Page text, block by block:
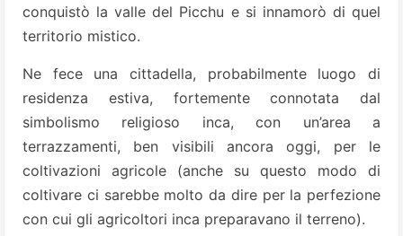
conquistò la valle del Picchu e si innamorò di quel
territorio mistico.
Ne fece una cittadella, probabilmente luogo di
residenza estiva, fortemente connotata dal
simbolismo religioso inca, con un’area a
terrazzamenti, ben visibili ancora oggi, per le
coltivazioni agricole (anche su questo modo di
coltivare ci sarebbe molto da dire per la perfezione
con cui gli agricoltori inca preparavano il terreno).